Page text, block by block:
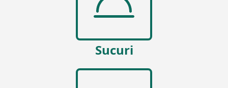
Sucuri